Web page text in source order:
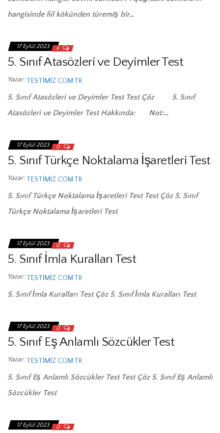
hangisinde fiil kökünden türemiş bir…
17 Eylül 2023 4
5. Sınıf Atasözleri ve Deyimler Test
Yazar: TESTIMIZ.COM.TR
5. Sınıf Atasözleri ve Deyimler Test Test Çöz 5. Sınıf
Atasözleri ve Deyimler Test Hakkında: Not:…
17 Eylül 2023 0
5. Sınıf Türkçe Noktalama İşaretleri Test
Yazar: TESTIMIZ.COM.TR
5. Sınıf Türkçe Noktalama İşaretleri Test Test Çöz 5. Sınıf
Türkçe Noktalama İşaretleri Test
17 Eylül 2023 0
5. Sınıf İmla Kuralları Test
Yazar: TESTIMIZ.COM.TR
5. Sınıf İmla Kuralları Test Çöz 5. Sınıf İmla Kuralları Test
17 Eylül 2023 0
5. Sınıf Eş Anlamlı Sözcükler Test
Yazar: TESTIMIZ.COM.TR
5. Sınıf Eş Anlamlı Sözcükler Test Test Çöz 5. Sınıf Eş Anlamlı
Sözcükler Test
17 Eylül 2023 0